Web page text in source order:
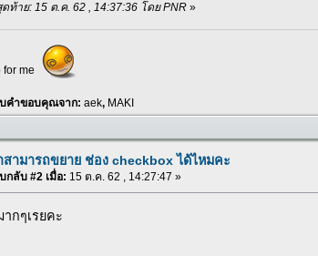
ท้าย: 15 ต.ค. 62 , 14:37:36 โดย PNR »
for me
คำขอบคุณจาก:aek, MAKI
สามารถขยาย ช่อง checkbox ได้ไหมคะ
กลับ #2 เมื่อ: 15 ต.ค. 62 , 14:27:47 »
กๆเรยคะ